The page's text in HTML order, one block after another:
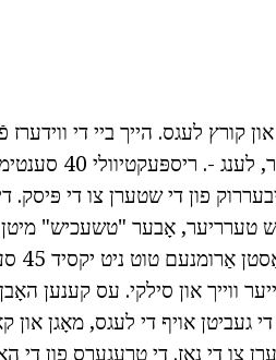
פון די שטערן צו די פּיסק.
טערריער, אָבער "טשעכיש"
וואָל איז זייער ווייך און סילקי. עס
די געביטן אויף די לעגס, מאָגן
צו די נאָז. די טרעגערס פון די